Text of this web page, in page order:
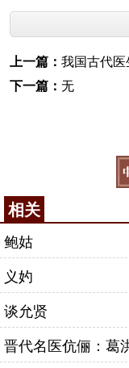
上一篇： 我国古代
下一篇： 无
相关
鲍姑
义妁
谈允贤
晋代名医伉俪：葛